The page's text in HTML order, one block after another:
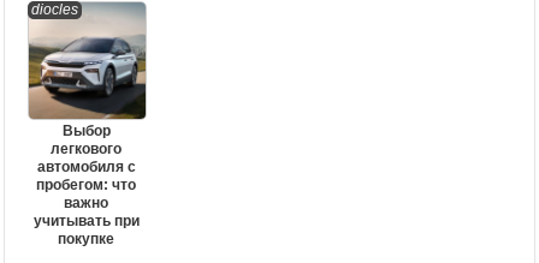
diocles
Выбор
легкового
автомобиля с
пробегом: что
важно
учитывать при
покупке